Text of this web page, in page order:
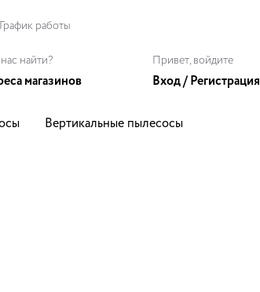
Привет, войдите
Вход/ Регистрация
График работы
нас найти?
магазинов
Вертикальные пылесосы